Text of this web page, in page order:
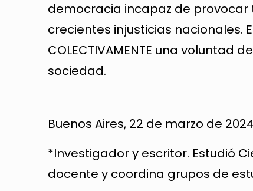
democracia incapaz de
crecientes injusticias nacionales.
COLECTIVAMENTE una
sociedad.
Buenos Aires, 22 de marzo de
*Investigador y escritor. Estudió
docente y coordina grupos de